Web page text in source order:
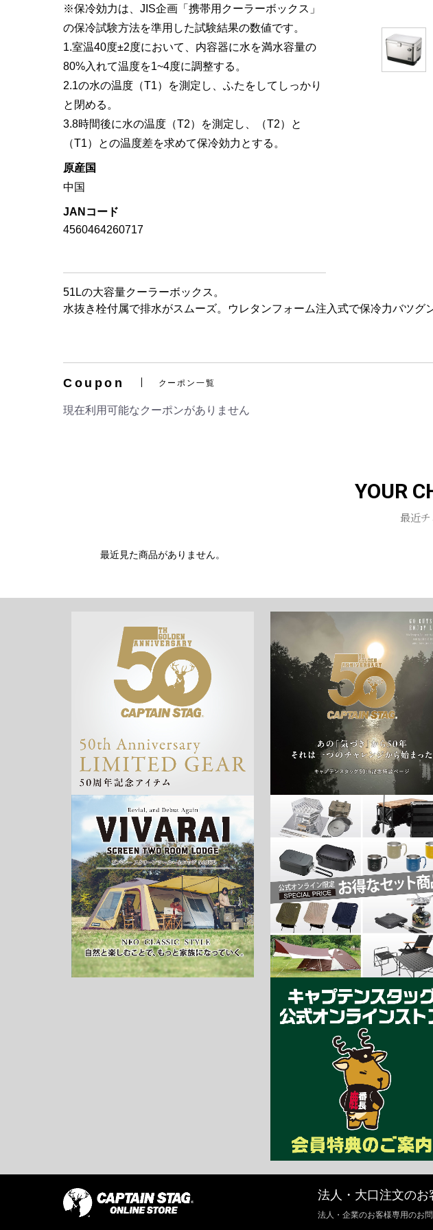
※保冷効力は、JIS企画「携帯用クーラーボックス」
の保冷試験方法を準用した試験結果の数値です。
1.室温40度±2度において、内容器に水を満水容量の
80%入れて温度を1~4度に調整する。
2.1の水の温度（T1）を測定し、ふたをしてしっかり
と閉める。
3.8時間後に水の温度（T2）を測定し、（T2）と
（T1）との温度差を求めて保冷効力とする。
原産国
中国
JANコード
4560464260717
51Lの大容量クーラーボックス。
水抜き栓付属で排水がスムーズ。ウレタンフォーム注入式で保冷力バツグ
Coupon クーポン一覧
現在利用可能なクーポンがありません
YOUR
最近
最近見た商品がありません。
法人・大口注文のお
法人・企業のお客様専用のお